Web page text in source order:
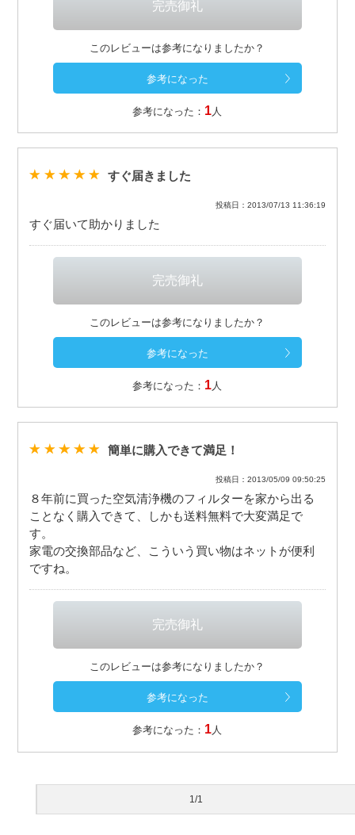
このレビューは参考になりましたか？
参考になった： 1 人
すぐ届きました
投稿日：2013/07/13 11:36:19
すぐ届いて助かりました
このレビューは参考になりましたか？
参考になった： 1 人
簡単に購入できて満足！
投稿日：2013/05/09 09:50:25
８年前に買った空気清浄機のフィルターを家から出る
ことなく購入できて、しかも送料無料で大変満足で
す。
家電の交換部品など、こういう買い物はネットが便利
ですね。
このレビューは参考になりましたか？
参考になった： 1人
1/1